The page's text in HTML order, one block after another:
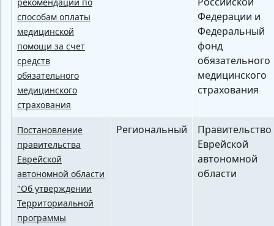
способам оплаты
медицинской
помощи за счет
средств
обязательного
медицинского
страхования
Федерации и
Федеральный
фонд
обязательного
медицинского
страхования
Постановление
правительства
Еврейской
автономной области
"Об утверждении
Территориальной
программы
Региональный
Правительство
Еврейской
автономной
области